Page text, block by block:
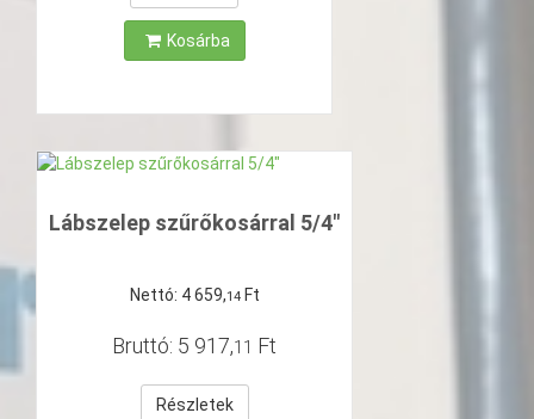
Kosárba
Lábszelep szűrőkosárral 5/4"
Nettó: 4 659,14 Ft
Bruttó: 5 917,11 Ft
Részletek